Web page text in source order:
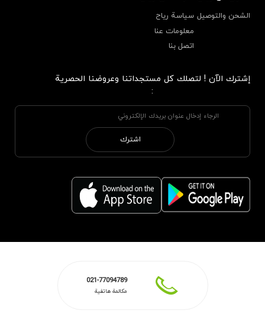
الشحن والتوصيل سياسة رياح
معلومات عنا
اتصل بنا
إشترك الآن ! لتصلك كل مستجداتنا وعروضنا الحصرية
:
اشترك
021-77094789
مكالمة هاتفية